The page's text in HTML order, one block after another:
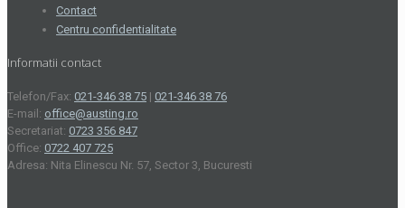
Contact
Centru confidentialitate
Informatii contact
Telefon/Fax: 021-346 38 75 | 021-346 38 76
E-mail: office@austing.ro
Secretariat: 0723 356 847
Office: 0722 407 725
Adresa: Nita Elinescu Nr. 57, Sector 3, Bucuresti